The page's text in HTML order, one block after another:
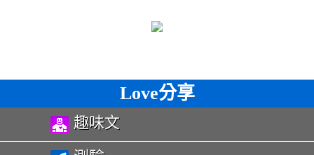
Love分享
趣味文